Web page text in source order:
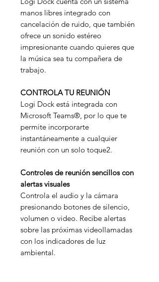
manos libres integrado con
cancelación de ruido, que también
ofrece un sonido estéreo
impresionante cuando quieres que
la música sea tu compañera de
trabajo.
CONTROLA TU REUNIÓN
Logi Dock está integrada con
Microsoft Teams®, por lo que te
permite incorporarte
instantáneamente a cualquier
reunión con un solo toque2.
Controles de reunión sencillos con
alertas visuales
Controla el audio y la cámara
presionando botones de silencio,
volumen o video. Recibe alertas
sobre las próximas videollamadas
con los indicadores de luz
ambiental.